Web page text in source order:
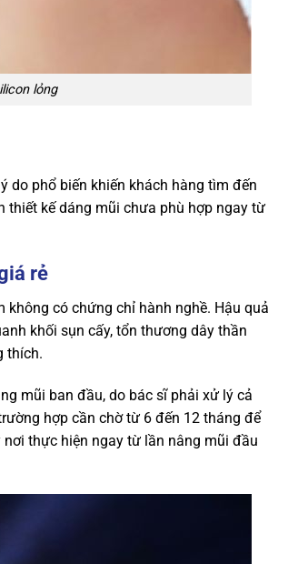
lỏng
do phổ biến khiến khách hàng tìm đến
thiết kế dáng mũi chưa phù hợp ngay từ
rẻ
có chứng chỉ hành nghề. Hậu quả
khối sụn cấy, tổn thương dây thần
thích.
mũi ban đầu, do bác sĩ phải xử lý cả
hợp cần chờ từ 6 đến 12 tháng để
thực hiện ngay từ lần nâng mũi đầu